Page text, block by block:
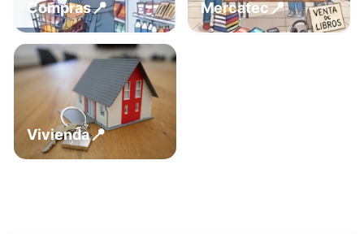
Compras📍 Mercatec📍
Vivienda📍